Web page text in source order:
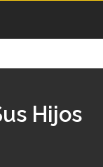
Hijos